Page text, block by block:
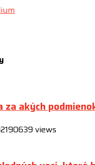
za akých
90639 views